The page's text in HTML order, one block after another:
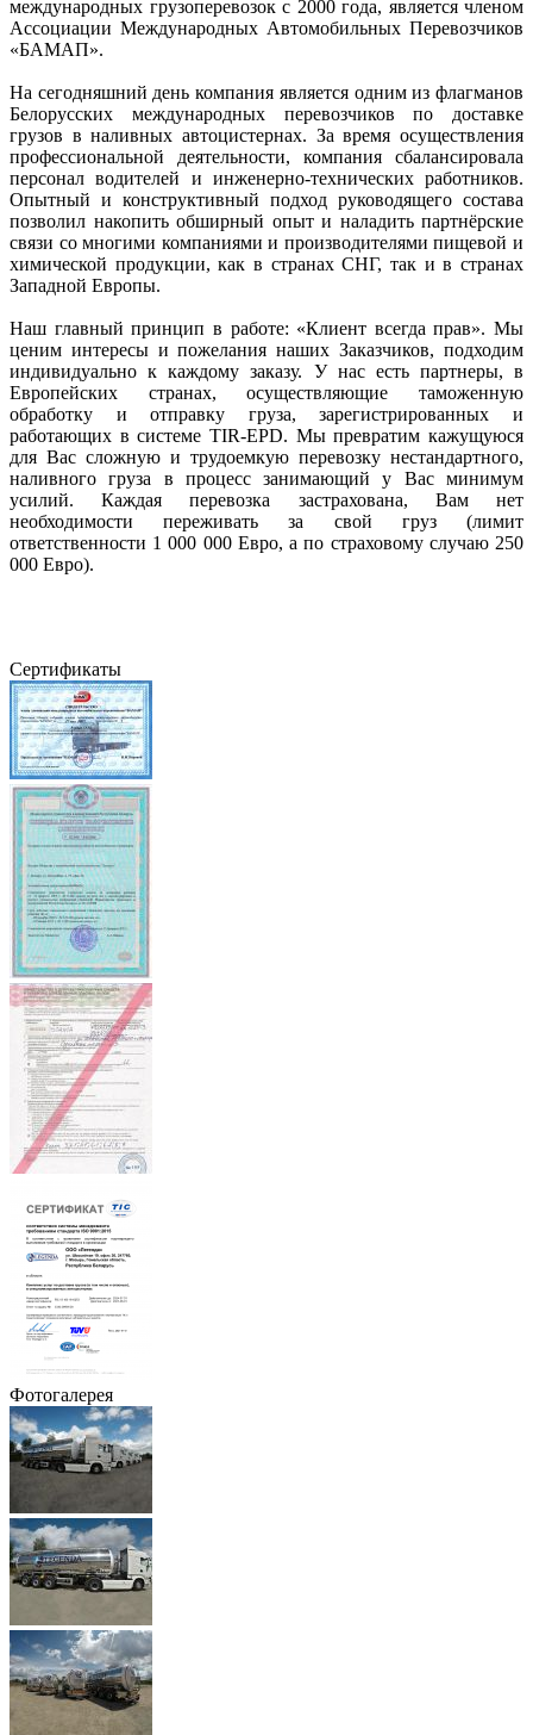
международных грузоперевозок с 2000 года, является членом
Ассоциации Международных Автомобильных Перевозчиков
«БАМАП».
На сегодняшний день компания является одним из флагманов
Белорусских международных перевозчиков по доставке
грузов в наливных автоцистернах. За время осуществления
профессиональной деятельности, компания сбалансировала
персонал водителей и инженерно-технических работников.
Опытный и конструктивный подход руководящего состава
позволил накопить обширный опыт и наладить партнёрские
связи со многими компаниями и производителями пищевой и
химической продукции, как в странах СНГ, так и в странах
Западной Европы.
Наш главный принцип в работе: «Клиент всегда прав». Мы
ценим интересы и пожелания наших Заказчиков, подходим
индивидуально к каждому заказу. У нас есть партнеры, в
Европейских странах, осуществляющие таможенную
обработку и отправку груза, зарегистрированных и
работающих в системе TIR-EPD. Мы превратим кажущуюся
для Вас сложную и трудоемкую перевозку нестандартного,
наливного груза в процесс занимающий у Вас минимум
усилий. Каждая перевозка застрахована, Вам нет
необходимости переживать за свой груз (лимит
ответственности 1 000 000 Евро, а по страховому случаю 250
000 Евро).
Сертификаты
Фотогалерея